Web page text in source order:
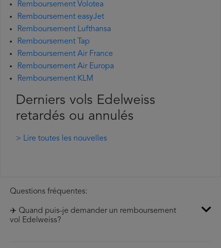
Remboursement Volotea
Remboursement easyJet
Remboursement Lufthansa
Remboursement Tap
Remboursement Air France
Remboursement Air Europa
Remboursement KLM
Derniers vols Edelweiss
retardés ou annulés
> Lire toutes les nouvelles
Questions fréquentes:
✈️ Quand puis-je demander un remboursement
vol Edelweiss?